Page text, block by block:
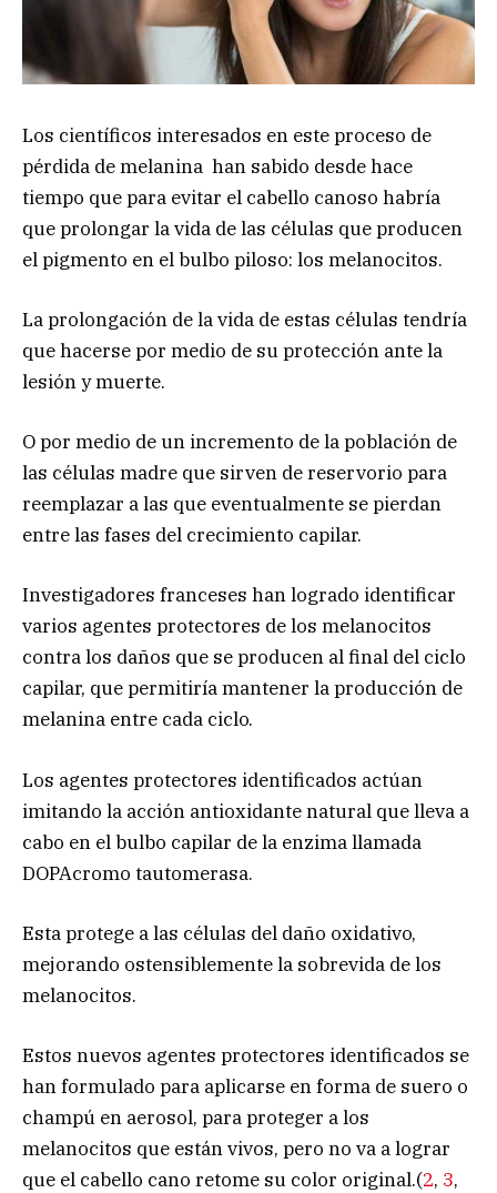
Los científicos interesados en este proceso de
pérdida de melanina han sabido desde hace
tiempo que para evitar el cabello canoso habría
que prolongar la vida de las células que producen
el pigmento en el bulbo piloso: los melanocitos.
La prolongación de la vida de estas células tendría
que hacerse por medio de su protección ante la
lesión y muerte.
O por medio de un incremento de la población de
las células madre que sirven de reservorio para
reemplazar a las que eventualmente se pierdan
entre las fases del crecimiento capilar.
Investigadores franceses han logrado identificar
varios agentes protectores de los melanocitos
contra los daños que se producen al final del ciclo
capilar, que permitiría mantener la producción de
melanina entre cada ciclo.
Los agentes protectores identificados actúan
imitando la acción antioxidante natural que lleva a
cabo en el bulbo capilar de la enzima llamada
DOPAcromo tautomerasa.
Esta protege a las células del daño oxidativo,
mejorando ostensiblemente la sobrevida de los
melanocitos.
Estos nuevos agentes protectores identificados se
han formulado para aplicarse en forma de suero o
champú en aerosol, para proteger a los
melanocitos que están vivos, pero no va a lograr
que el cabello cano retome su color original.(2, 3,